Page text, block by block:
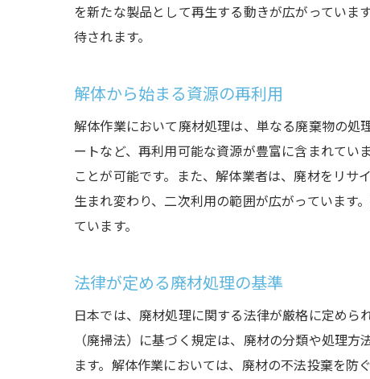
を新たな製品として再生する動きが広がってい
待されます。
解体から始まる資源の再利用
解体作業において廃材処理は、単なる廃棄物の処
ートなど、再利用可能な資源が豊富に含まれてい
ことが可能です。また、解体業者は、廃材をリ
生まれ変わり、二次利用の範囲が広がっています
ています。
法律が定める廃材処理の基準
日本では、廃材処理に関する法律が厳格に定め
（廃掃法）に基づく規定は、廃材の分類や処理
ます。解体作業においては、廃材の不法投棄を